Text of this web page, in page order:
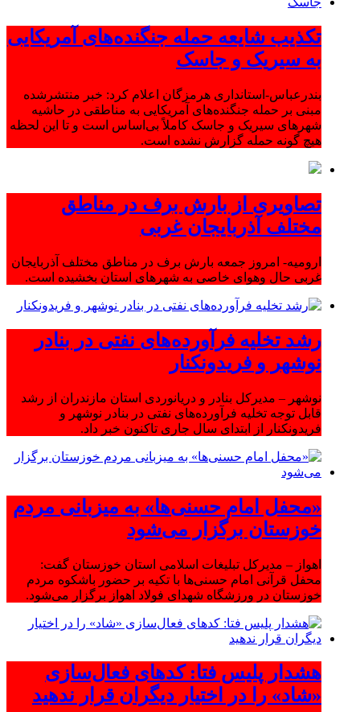
تکذیب شایعه حمله جنگنده‌های آمریکایی
به سیریک و جاسک
بندرعباس-استانداری هرمزگان اعلام کرد: خبر منتشرشده
مبنی بر حمله جنگنده‌های آمریکایی به مناطقی در حاشیه
شهرهای سیریک و جاسک کاملاً بی‌اساس است و تا این لحظه
هیچ گونه حمله گزارش نشده است.
تصاویری از بارش برف در مناطق
مختلف آذربایجان غربی
ارومیه- امروز جمعه بارش برف در مناطق مختلف آذربایجان
غربی حال وهوای خاصی به شهرهای استان بخشیده است.
رشد تخلیه فرآورده‌های نفتی در بنادر
نوشهر و فریدونکنار
نوشهر – مدیرکل بنادر و دریانوردی استان مازندران از رشد
قابل توجه تخلیه فرآورده‌های نفتی در بنادر نوشهر و
فریدونکنار از ابتدای سال جاری تاکنون خبر داد.
«محفل امام حسنی‌ها» به میزبانی مردم
خوزستان برگزار می‌شود
اهواز – مدیرکل تبلیغات اسلامی استان خوزستان گفت:
محفل قرآنی امام حسنی‌ها با تکیه بر حضور باشکوه مردم
خوزستان در ورزشگاه شهدای فولاد اهواز برگزار می‌شود.
هشدار پلیس فتا: کدهای فعال‌سازی
«شاد» را در اختیار دیگران قرار ندهید